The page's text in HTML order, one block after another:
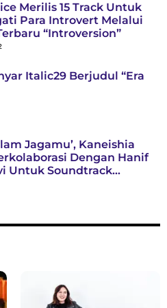
Merilis 15 Track Untuk
Para Introvert Melalui
“Introversion”
Italic29 Berjudul “Era
Jagamu’, Kaneishia
Dengan Hanif
Untuk Soundtrack
& The Boss”